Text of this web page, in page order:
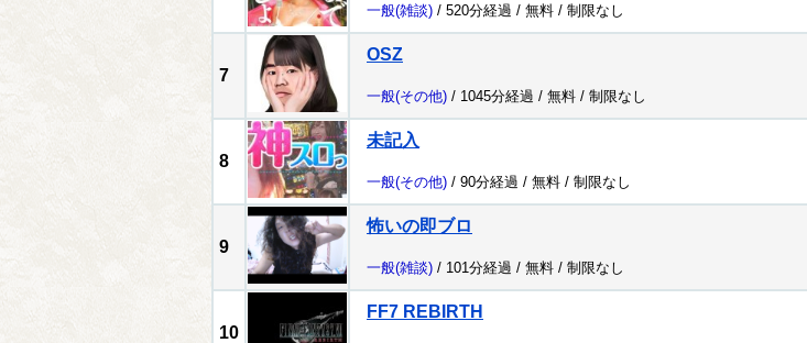
一般(雑談) / 520分経過 / 無料 / 制限なし
7
OSZ
一般(その他) / 1045分経過 / 無料 / 制限なし
8
未記入
一般(その他) / 90分経過 / 無料 / 制限なし
9
怖いの即ブロ
一般(雑談) / 101分経過 / 無料 / 制限なし
10
FF7 REBIRTH